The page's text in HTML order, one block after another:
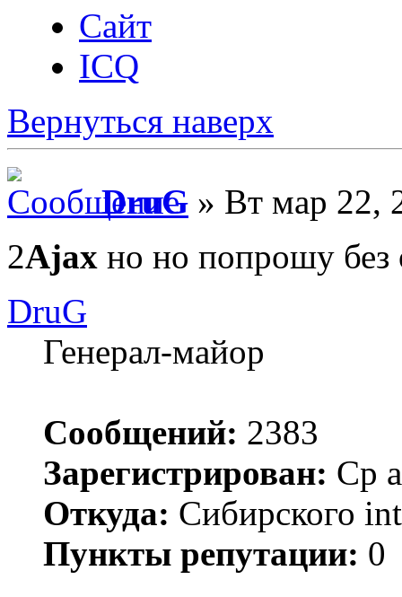
Сайт
ICQ
Вернуться наверх
DruG » Вт мар 22,
2Ajax но но попрошу без
DruG
Генерал-майор
Сообщений: 2383
Зарегистрирован: Ср
Откуда: Сибирского
Пункты репутации: 0